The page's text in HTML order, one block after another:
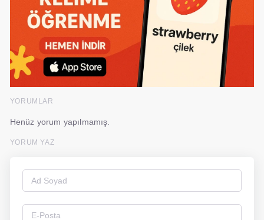
YORUMLAR
Henüz yorum yapılmamış.
YORUM YAZ